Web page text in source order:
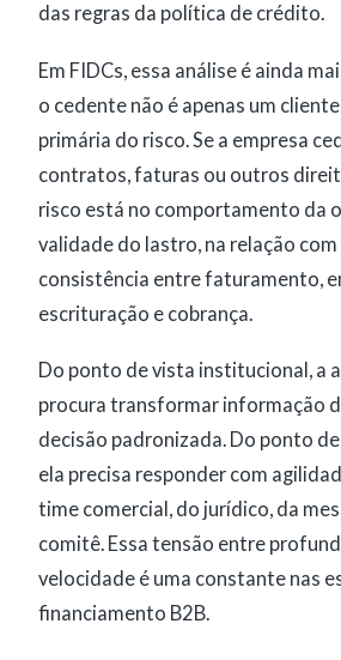
das regras da política de crédito.
Em FIDCs, essa análise é ainda
o cedente não é apenas um
primária do risco. Se a empresa
contratos, faturas ou outros
risco está no comportamento da
validade do lastro, na relação com
consistência entre faturamento,
escrituração e cobrança.
Do ponto de vista institucional, a
procura transformar informação
decisão padronizada. Do ponto
ela precisa responder com
time comercial, do jurídico, da
comitê. Essa tensão entre
velocidade é uma constante nas
financiamento B2B.